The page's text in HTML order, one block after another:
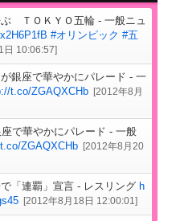
ＴＯＫＹＯ五輪 - 一般ニュ
#オリンピック #五
日 10:06:57]
銀座で華やかにパレード - 一
t.co/ZGAQXCHb [2012年8月
で華やかにパレード - 一般
ZGAQXCHb [2012年8月20
「連覇」宣言 - レスリング h
[2012年8月18日 12:00:01 ]